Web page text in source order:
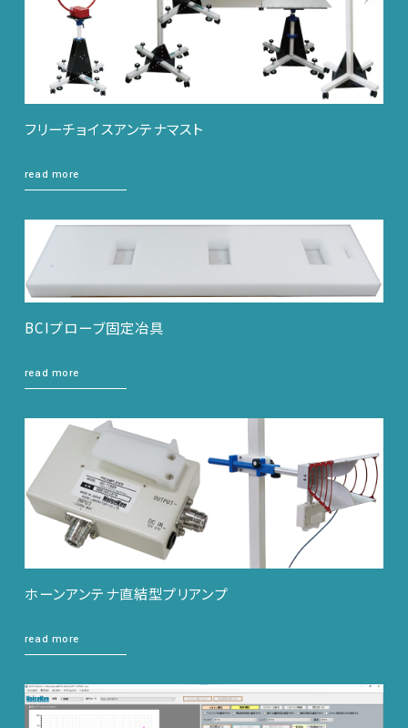
EMCソリューションセンター
サポートデスク
HOME
ニュース 会社概要
中文
フリーチョイスアンテナマスト
read more
BCIプローブ固定冶具
read more
ホーンアンテナ直結型プリアンプ
read more